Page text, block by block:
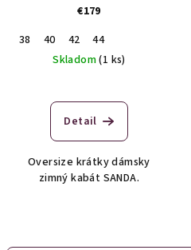
€179
38
40 42
44
Skladom(1 ks)
Detail
Oversize krátky dámsky
zimný kabát SANDA.